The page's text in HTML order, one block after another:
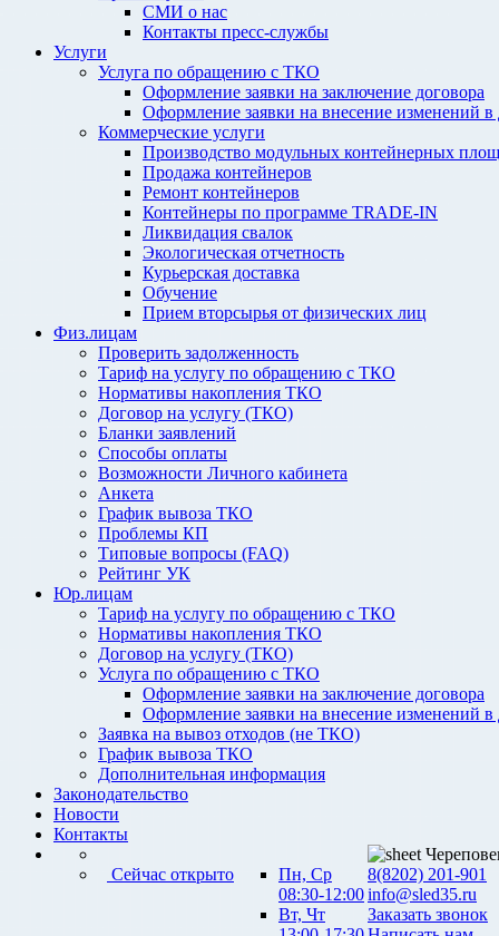
СМИ о нас
Контакты пресс-службы
Услуги
Услуга по обращению с ТКО
Оформление заявки на заключение договора
Оформление заявки на внесение изменений в
Коммерческие услуги
Производство модульных контейнерных
Продажа контейнеров
Ремонт контейнеров
Контейнеры по программе TRADE-IN
Ликвидация свалок
Экологическая отчетность
Курьерская доставка
Обучение
Прием вторсырья от физических лиц
Физ.лицам
Проверить задолженность
Тариф на услугу по обращению с ТКО
Нормативы накопления ТКО
Договор на услугу (ТКО)
Бланки заявлений
Способы оплаты
Возможности Личного кабинета
Анкета
График вывоза ТКО
Проблемы КП
Типовые вопросы (FAQ)
Рейтинг УК
Юр.лицам
Тариф на услугу по обращению с ТКО
Нормативы накопления ТКО
Договор на услугу (ТКО)
Услуга по обращению с ТКО
Оформление заявки на заключение договора
Оформление заявки на внесение изменений в
Заявка на вывоз отходов (не ТКО)
График вывоза ТКО
Дополнительная информация
Законодательство
Новости
Контакты
Сейчас открыто
Пн, Ср
08:30-12:00
Вт, Чт
8(8202) 201-901
info@sled35.ru
Заказать звонок